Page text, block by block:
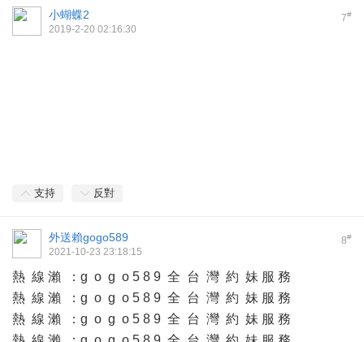
7#
小蝴蝶2
2019-2-20 02:16:30
支持 反對
8#
外送賴gogo589
2021-10-23 23:18:15
熱 線 瀨 ：g o g o 5 8 9 全 台 灣 約 妹 服 務
熱 線 瀨 ：g o g o 5 8 9 全 台 灣 約 妹 服 務
熱 線 瀨 ：g o g o 5 8 9 全 台 灣 約 妹 服 務